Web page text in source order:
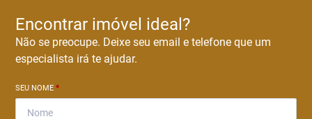
Encontrar imóvel ideal?
Não se preocupe. Deixe seu email e telefone que um
especialista irá te ajudar.
SEU NOME*